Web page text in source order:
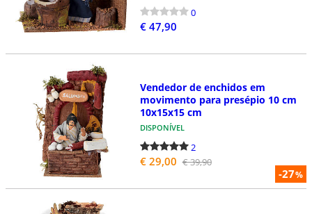
0
€ 47,90
-27%
Vendedor de enchidos em
movimento para presépio 10 cm
10x15x15 cm
DISPONÍVEL
2
€ 29,00 € 39,90